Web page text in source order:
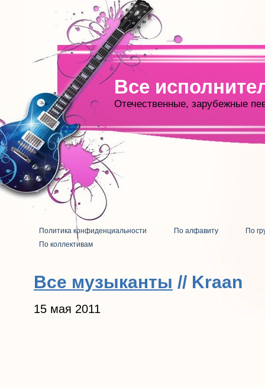
Все
Отечественные, зарубежные
Политика конфиденциальности По алфавиту
По
По коллективам
Все музыканты // Kraan
15 мая 2011